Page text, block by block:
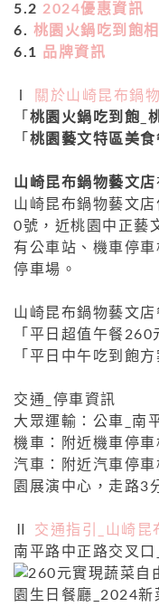
5.2 2024優惠資訊
6. 桃園火鍋吃到飽
6.1 品牌資訊
關於山崎昆布鍋
「 桃園火鍋吃到飽
「 桃園藝文特區美食
山崎昆布鍋物藝文店
山崎昆布鍋物藝文
0號，近桃園中正藝
有公車站、機車停
停車場。
山崎昆布鍋物藝文店
「平日超值午餐260
「平日中午吃到飽
交通_停車資訊
大眾運輸：公車_南
機車：附近機車停車
汽車：附近汽車停
園展演中心，走路3
交通指引_山崎昆
南平路中正路交叉